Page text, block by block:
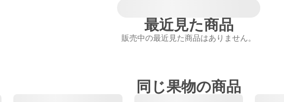
最近見た商品
販売中の最近見た商品はありません。
同じ果物の商品